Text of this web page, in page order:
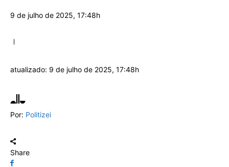
9 de julho de 2025, 17:48h
atualizado: 9 de julho de 2025, 17:48h
Por: Politizei
Share